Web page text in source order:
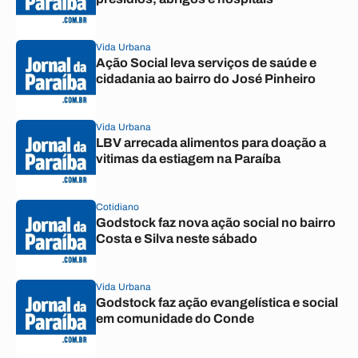
Vida Urbana
Ação Social leva serviços de saúde e
cidadania ao bairro do José Pinheiro
Vida Urbana
LBV arrecada alimentos para doação a
vitimas da estiagem na Paraíba
Cotidiano
Godstock faz nova ação social no bairro
Costa e Silva neste sábado
Vida Urbana
Godstock faz ação evangelística e social
em comunidade do Conde